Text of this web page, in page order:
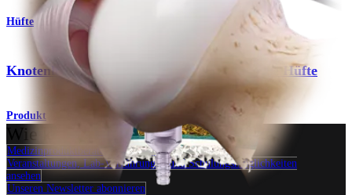
Hüfte
Knotenloser SutureTak -Fadenanker für die Hüfte
Produkt
Wie können wir Ihnen helfen?
Medizinproduktberater:in kontaktieren
Veranstaltungen, Lab-Vorführungen und Schulungsmöglichkeiten
ansehen
Unseren Newsletter abonnieren